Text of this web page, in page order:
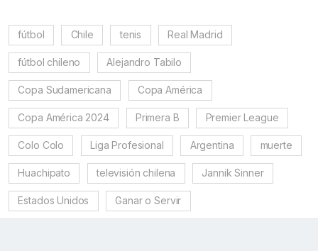
fútbol Chile tenis Real Madrid
fútbol chileno Alejandro Tabilo
Copa Sudamericana Copa América
Copa América 2024 Primera B Premier League
Colo Colo Liga Profesional Argentina muerte
Huachipato televisión chilena Jannik Sinner
Estados Unidos Ganar o Servir